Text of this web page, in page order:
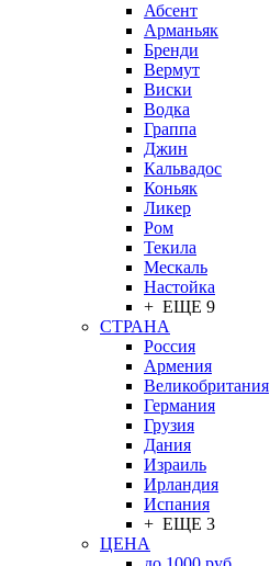
Абсент
Арманьяк
Бренди
Вермут
Виски
Водка
Граппа
Джин
Кальвадос
Коньяк
Ликер
Ром
Текила
Мескаль
Настойка
+ ЕЩЕ 9
СТРАНА
Россия
Армения
Великобритания
Германия
Грузия
Дания
Израиль
Ирландия
Испания
+ ЕЩЕ 3
ЦЕНА